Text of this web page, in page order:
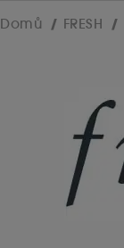
Domů FRESH